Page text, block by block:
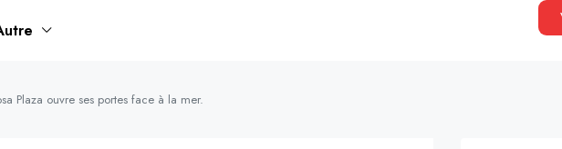
Plaza ouvre ses portes face à la mer.